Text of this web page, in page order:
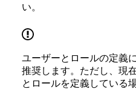
い。
ユーザーとロールの定義
推奨します。ただし、現
とロールを定義している